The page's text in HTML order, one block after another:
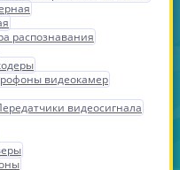
распознавания
видеокамер
видеосигнала